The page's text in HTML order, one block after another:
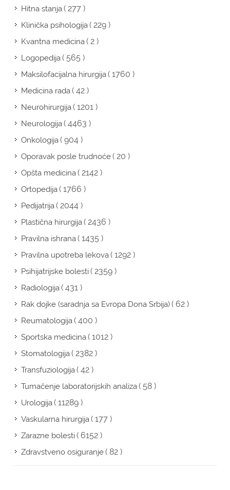
Hitna stanja( 277 )
Klinička psihologija( 229 )
Kvantna medicina( 2 )
Logopedija( 565 )
Maksilofacijalna hirurgija( 1760 )
Medicina rada( 42 )
Neurohirurgija( 1201 )
Neurologija( 4463 )
Onkologija( 904 )
Oporavak posle trudnoće( 20 )
Opšta medicina( 2142 )
Ortopedija( 1766 )
Pedijatrija( 2044 )
Plastična hirurgija( 2436 )
Pravilna ishrana( 1435 )
Pravilna upotreba lekova( 1292 )
Psihijatrijske bolesti( 2359 )
Radiologija( 431 )
Rak dojke (saradnja sa Evropa Dona Srbija)( 62 )
Reumatologija( 400 )
Sportska medicina( 1012 )
Stomatologija( 2382 )
Transfuziologija( 42 )
Tumačenje laboratorijskih analiza( 58 )
Urologija( 11289 )
Vaskularna hirurgija( 177 )
Zarazne bolesti( 6152 )
Zdravstveno osiguranje( 82 )